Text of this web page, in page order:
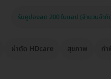
ผ่าตัด HDcare สุขภาพ ท